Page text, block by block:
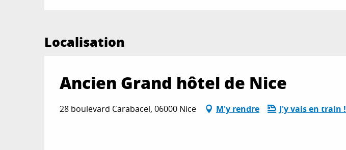
Localisation
Ancien Grand hôtel de Nice
28 boulevard Carabacel, 06000 Nice M'y rendre J'y vais en train !